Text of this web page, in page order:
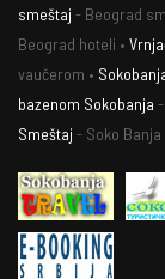
smeštaj - Beograd
Beograd hoteli •
vaučerom •
bazenom Sokobanja
Smeštaj - Soko